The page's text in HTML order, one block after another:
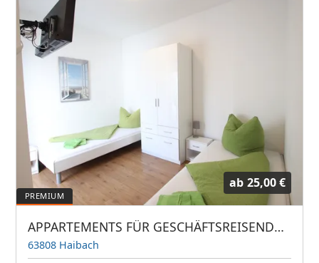
ab 25,00 €
APPARTEMENTS FÜR GESCHÄFTSREISENDE, STUDENTEN, MONTEURE, SINGLES
63808 Haibach